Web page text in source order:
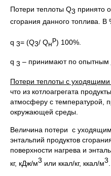
Потери теплоты Q3 принято
сгорания данного топлива. В
q 3= (Q3/ Qн
р) 100%.
q 3 – принимают по
Потери теплоты с уходящими
что из котлоагрегата
атмосферу с температурой,
окружающей среды.
Величина потери с
энтальпий продуктов
поверхности нагрева и
кг, кДж/м3 или ккал/кг, ккал/м3